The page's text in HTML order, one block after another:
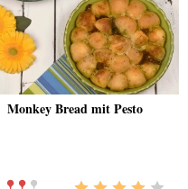
Monkey Bread mit Pesto